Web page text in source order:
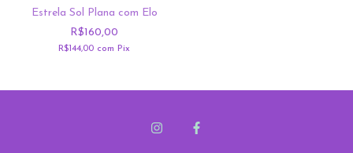
Estrela Sol Plana com Elo
R$160,00
R$144,00 com Pix